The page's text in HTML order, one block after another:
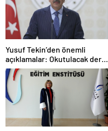
Yusuf Tekin’den önemli
açıklamalar: Okutulacak dersi
kalmamış öğretmene branş
değişikliği masada